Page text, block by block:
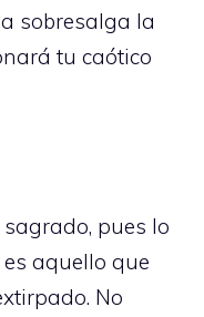
sobresalga la
tu caótico
pues lo
aquello que
No